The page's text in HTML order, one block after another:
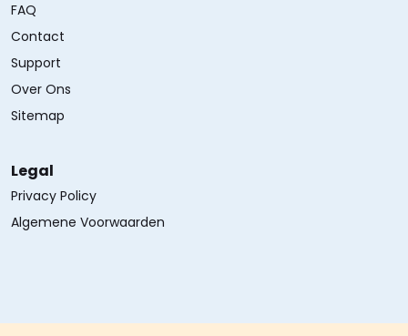
FAQ
Contact
Support
Over Ons
Sitemap
Legal
Privacy Policy
Algemene Voorwaarden